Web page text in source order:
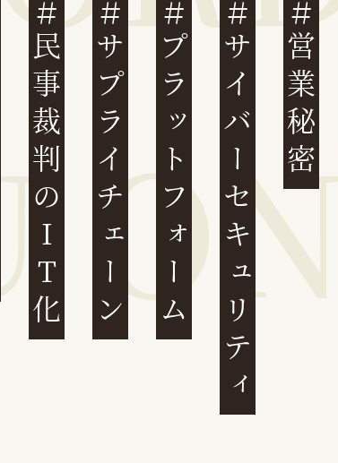
民事裁判のIT化サプライチェーンプラットフォームサイバーセキュリティ 営業秘密